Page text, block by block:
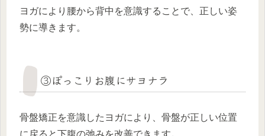
ヨガにより腰から背中を意識することで、正しい姿
勢に導きます。
③ぽっこりお腹にサヨナラ
骨盤矯正を意識したヨガにより、骨盤が正しい位置
に戻ると下腹の弛みを改善できます。